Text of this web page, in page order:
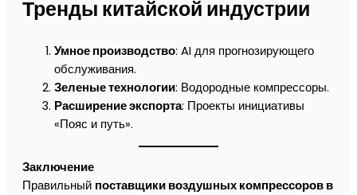
Тренды китайской индустрии
Умное производство: AI для прогнозирующего
обслуживания.
Зеленые технологии: Водородные компрессоры.
Расширение экспорта: Проекты инициативы
«Пояс и путь».
Заключение
Правильный поставщики воздушных компрессоров в